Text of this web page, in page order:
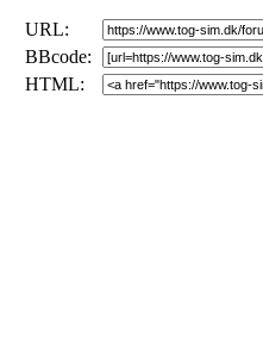
URL:
BBcode:
HTML: